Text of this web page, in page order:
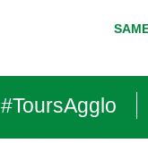
#ToursAgglo